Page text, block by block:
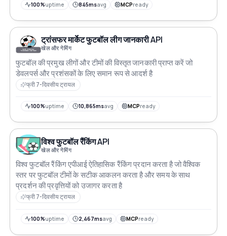
100%uptime 845msavg MCPready
ट्रांसफर मार्केट फुटबॉल लीग जानकारी API
खेल और गेमिंग
फुटबॉल की प्रमुख लीगों और टीमों की विस्तृत जानकारी प्राप्त करें जो
डेवलपर्स और प्रशंसकों के लिए समान रूप से आदर्श है
फ्री 7-दिवसीय ट्रायल
100%uptime 10,865msavg MCPready
विश्व फुटबॉल रैंकिंग API
खेल और गेमिंग
विश्व फुटबॉल रैंकिंग एपीआई ऐतिहासिक रैंकिंग प्रदान करता है जो वैश्विक
स्तर पर फुटबॉल टीमों के सटीक आकलन करता है और समय के साथ
प्रदर्शन की प्रवृत्तियों को उजागर करता है
फ्री 7-दिवसीय ट्रायल
100%uptime 2,467msavg MCPready